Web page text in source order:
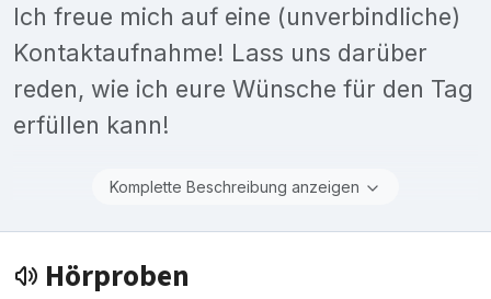
Ich freue mich auf eine (unverbindliche)
Kontaktaufnahme! Lass uns darüber
reden, wie ich eure Wünsche für den Tag
erfüllen kann!
Komplette Beschreibung anzeigen
Hörproben